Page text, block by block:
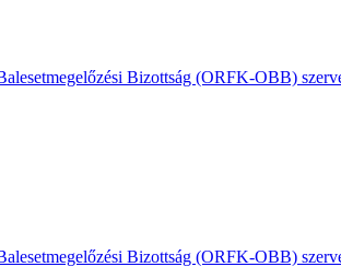
Bizottság (ORFK-OBB)
Bizottság (ORFK-OBB)